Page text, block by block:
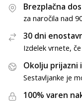
Brezplačna
za naročila nad
30 dni
Izdelek vrnete,
Okolju prijazni
Sestavljanke je
100% varen